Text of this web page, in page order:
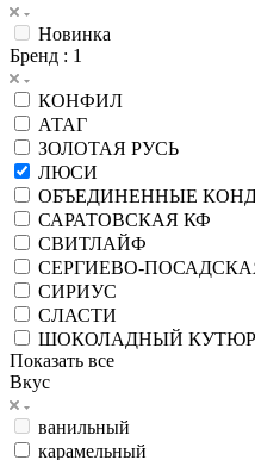
Новинка
Бренд : 1
КОНФИЛ
АТАГ
ЗОЛОТАЯ РУСЬ
ЛЮСИ
ОБЪЕДИНЕННЫЕ
САРАТОВСКАЯ КФ
СВИТЛАЙФ
СЕРГИЕВО-
СИРИУС
СЛАСТИ
ШОКОЛАДНЫЙ
Показать все
Вкус
ванильный
карамельный